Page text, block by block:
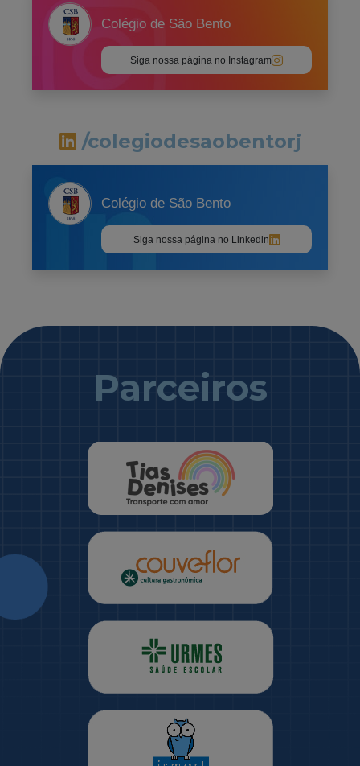
Colégio de São Bento
Siga nossa página no Instagram
/colegiodesaobentorj
Colégio de São Bento
Siga nossa página no Linkedin
Parceiros